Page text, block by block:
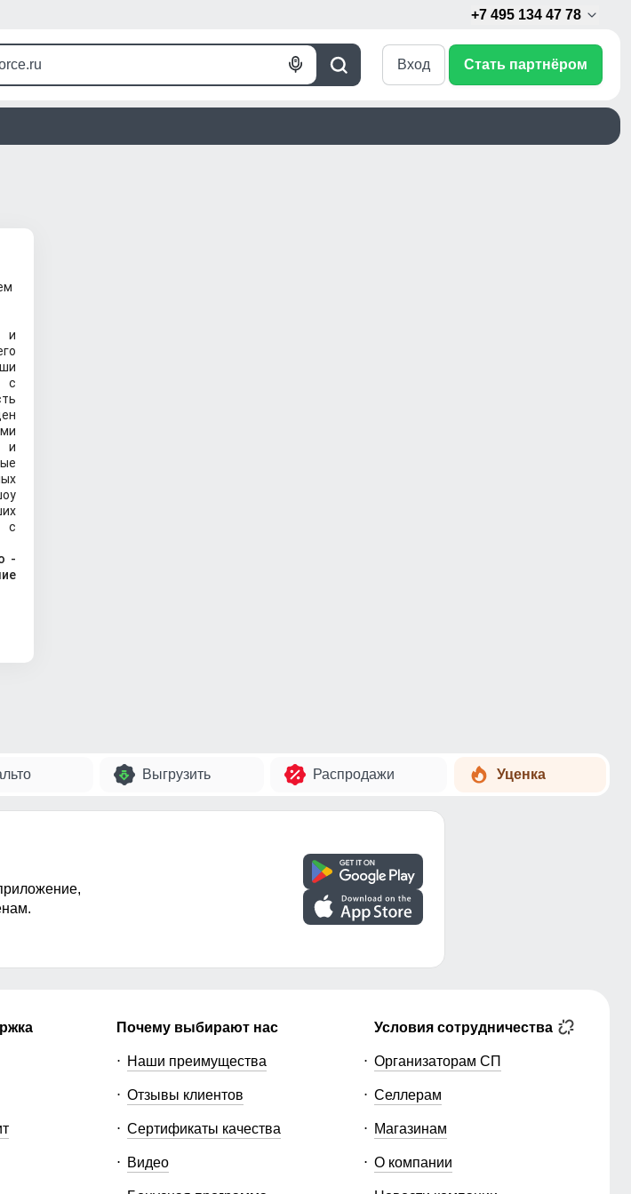
+7 495 134 47 78
Поиск
Голосовой
Вход Стать партнёром
и
с
и
с
-
Выгрузить Распродажи Уценка
Почему выбирают нас
Наши преимущества
Отзывы клиентов
Сертификаты качества
Видео
Условия сотрудничества
Организаторам СП
Селлерам
Магазинам
О компании